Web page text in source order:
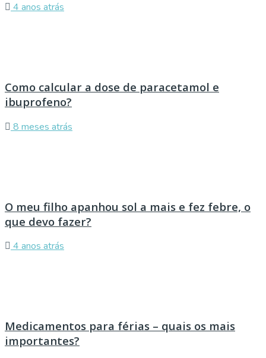
4 anos atrás
Como calcular a dose de paracetamol e
ibuprofeno?
8 meses atrás
O meu filho apanhou sol a mais e fez febre, o
que devo fazer?
4 anos atrás
Medicamentos para férias – quais os mais
importantes?